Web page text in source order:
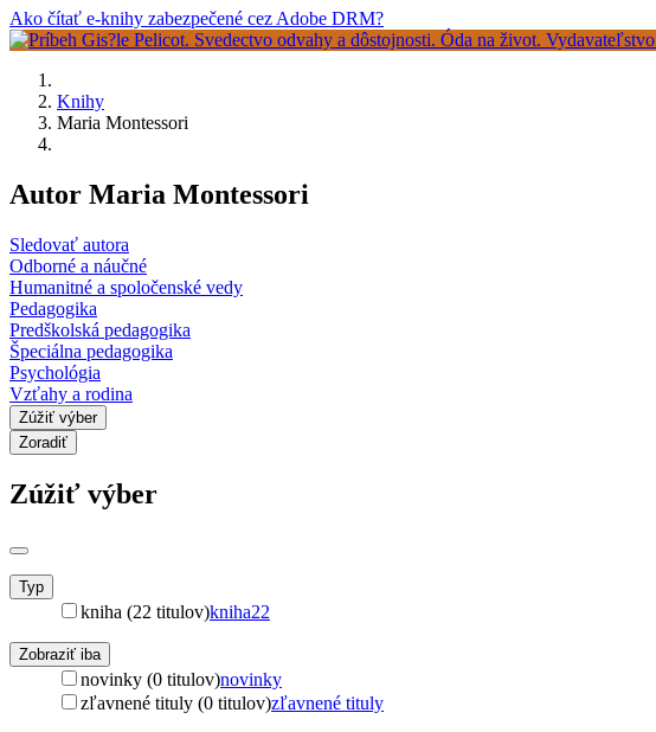
Ako čítať e-knihy zabezpečené cez Adobe DRM?
Knihy
Maria Montessori
Autor Maria Montessori
Sledovať autora
Odborné a náučné
Humanitné a spoločenské vedy
Pedagogika
Predškolská pedagogika
Špeciálna pedagogika
Psychológia
Vzťahy a rodina
Zúžiť výber
Zoradiť
Zúžiť výber
Typ
kniha (22 titulov)kniha22
Zobraziť iba
novinky (0 titulov)novinky
zľavnené tituly (0 titulov)zľavnené tituly